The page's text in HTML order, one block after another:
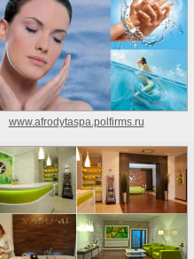
www.afrodytaspa.polfirms.ru